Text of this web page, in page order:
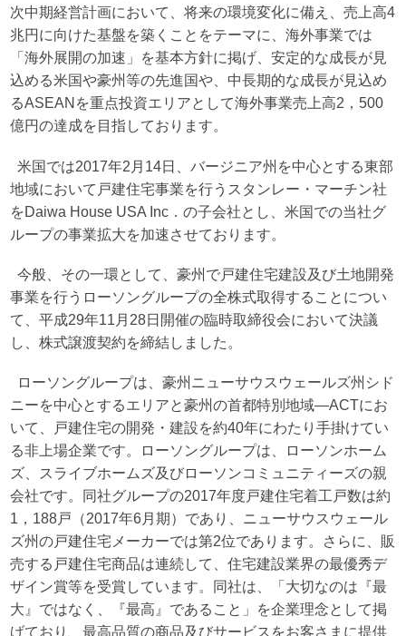
次中期経営計画において、将来の環境変化に備え、売上高4
兆円に向けた基盤を築くことをテーマに、海外事業では
「海外展開の加速」を基本方針に掲げ、安定的な成長が見
込める米国や豪州等の先進国や、中長期的な成長が見込め
るASEANを重点投資エリアとして海外事業売上高2，500
億円の達成を目指しております。
米国では2017年2月14日、バージニア州を中心とする東部
地域において戸建住宅事業を行うスタンレー・マーチン社
をDaiwa House USA Inc．の子会社とし、米国での当社グ
ループの事業拡大を加速させております。
今般、その一環として、豪州で戸建住宅建設及び土地開発
事業を行うローソングループの全株式取得することについ
て、平成29年11月28日開催の臨時取締役会において決議
し、株式譲渡契約を締結しました。
ローソングループは、豪州ニューサウスウェールズ州シド
ニーを中心とするエリアと豪州の首都特別地域―ACTにお
いて、戸建住宅の開発・建設を約40年にわたり手掛けてい
る非上場企業です。ローソングループは、ローソンホーム
ズ、スライブホームズ及びローソンコミュニティーズの親
会社です。同社グループの2017年度戸建住宅着工戸数は約
1，188戸（2017年6月期）であり、ニューサウスウェール
ズ州の戸建住宅メーカーでは第2位であります。さらに、販
売する戸建住宅商品は連続して、住宅建設業界の最優秀デ
ザイン賞等を受賞しています。同社は、「大切なのは『最
大』ではなく、『最高』であること」を企業理念として掲
げており、最高品質の商品及びサービスをお客さまに提供